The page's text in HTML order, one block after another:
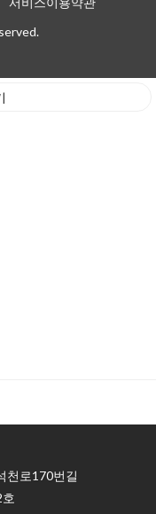
천로170번길